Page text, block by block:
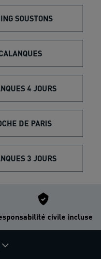
SOUSTONS
4 JOURS
DE PARIS
3 JOURS
civile incluse